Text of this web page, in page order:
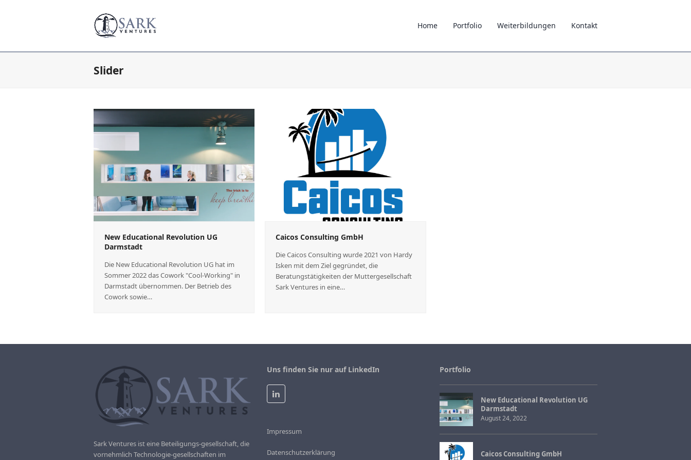
Home Portfolio Weiterbildungen Kontakt
Slider
New Educational Revolution UG
Darmstadt
Die New Educational Revolution UG hat im
Sommer 2022 das Cowork "Cool-Working" in
Darmstadt übernommen. Der Betrieb des
Cowork sowie…
Caicos Consulting GmbH
Die Caicos Consulting wurde 2021 von Hardy
Isken mit dem Ziel gegründet, die
Beratungstätigkeiten der Muttergesellschaft
Sark Ventures in eine…
Sark Ventures ist eine Beteiligungs-gesellschaft, die
vornehmlich Technologie-gesellschaften im
Uns finden Sie nur auf LinkedIn
LinkedIn
Impressum
Datenschutzerklärung
Portfolio
New Educational Revolution UG
Darmstadt
August 24, 2022
Caicos Consulting GmbH